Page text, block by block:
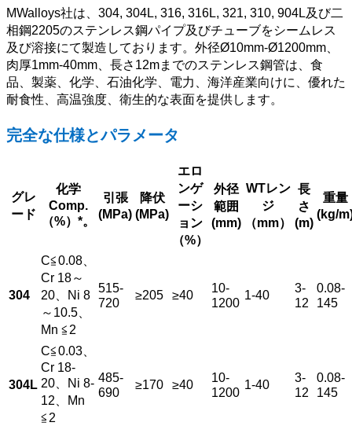
MWalloys社は、304, 304L, 316, 316L, 321, 310, 904L及び二
相鋼2205のステンレス鋼パイプ及びチューブをシームレス
及び溶接にて製造しております。外径Ø10mm-Ø1200mm、
肉厚1mm-40mm、長さ12mまでのステンレス鋼管は、食
品、製薬、化学、石油化学、電力、海洋産業向けに、優れた
耐食性、高温強度、衛生的な表面を提供します。
完全な仕様とパラメータ
グレ
ード
化学
Comp.
（%）*。
引張
(MPa)
降伏
(MPa)
エロ
ンゲ
ーシ
ョン
（%）
外径
範囲
(mm)
WTレン
ジ
（mm）
長
さ
(m)
重量
(kg/
304
C≦0.08、
Cr 18～
20、Ni 8
～10.5、
Mn ≦2
515-
720
≥205 ≥40
10-
1200
1-40
3-
12
0.08-
145
304L
C≦0.03、
Cr 18-
20、Ni 8-
12、Mn
≦2
485-
690
≥170 ≥40
10-
1200
1-40
3-
12
0.08-
145